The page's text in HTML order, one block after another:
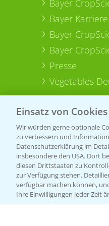
Bayer
Bayer Karriere
Bayer
Bayer
Presse
Vegetables
Einsatz von Cookies
Wir würden gerne optionale
zu verbessern und
Datenschutzerklärung im
insbesondere den USA. Dort
diesen Drittstaaten zu
zur Verfügung stehen.
verfügbar machen können,
Ihre Einwilligungen jeder Zeit